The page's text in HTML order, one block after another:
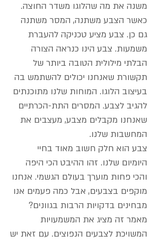
משנה את מה שהלוגו משדר החוצה.
כאשר הצבע משתנה, המסר משתנה
גם כן. צבע מציע טכניקה להעברת
משמעות. צבע הינו כנראה הצורה
הבלתי מילולית הטובה ביותר של
תקשורת שאנחנו יכולים להשתמש בה
בעיצוב הלוגו. המוחות שלנו מתוכנתים
להגיב לצבע. המסרים התת-הכרתיים
שאנחנו מקבלים מצבע, מעצבים את
המחשבות שלנו.
צבע הוא חלק חשוב מאוד בחיי
היומיום שלנו. זהו ההיבט הכי היפה
והכי פחות מוערך בעולם הגשמי. אנחנו
מוקפים בצבעים, אבל כמה פעמים אנו
מבחינים בדקויות הרבות בגוונים?
מאמר זה מציג את המשמעויות
המשויכת לצבעים הנפוצים. עם זאת יש